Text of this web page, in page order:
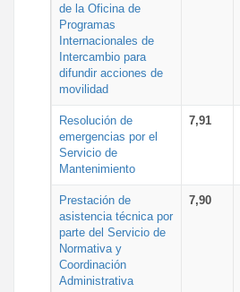
de la Oficina de
Programas
Internacionales de
Intercambio para
difundir acciones de
movilidad
Resolución de
emergencias por el
Servicio de
Mantenimiento
7,91
Prestación de
asistencia técnica por
parte del Servicio de
Normativa y
Coordinación
Administrativa
7,90